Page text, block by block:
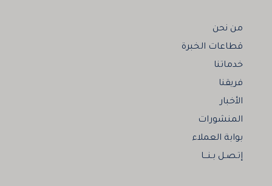
من نحن
قطاعات الخبرة
خدماتنا
فريقنا
الأخبار
المنشورات
بوابة العملاء
إتـصـل بـنـــا